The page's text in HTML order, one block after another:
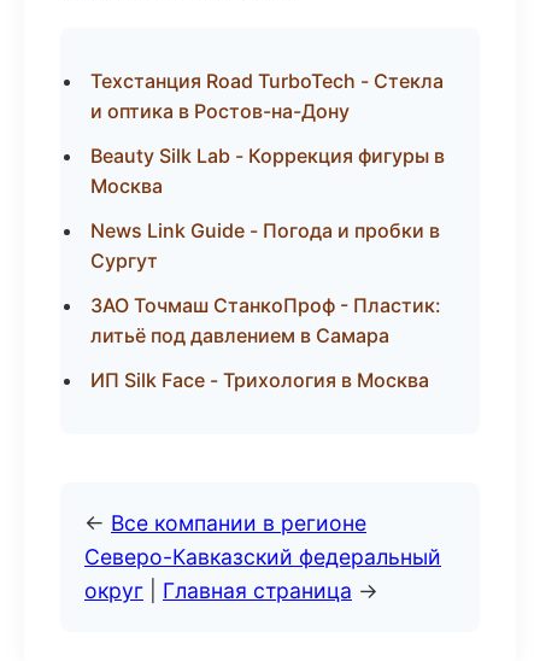
Техстанция Road TurboTech - Стекла
и оптика в Ростов-на-Дону
Beauty Silk Lab - Коррекция фигуры в
Москва
News Link Guide - Погода и пробки в
Сургут
ЗАО Точмаш СтанкоПроф - Пластик:
литьё под давлением в Самара
ИП Silk Face - Трихология в Москва
← Все компании в регионе
Северо-Кавказский федеральный
округ
Главная страница →